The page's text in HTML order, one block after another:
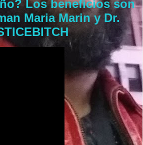
Los beneficios son
Maria Marin y Dr.